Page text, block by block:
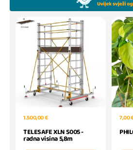
1.500,00 €
TELESAFE XLN S005 -
radna visina 5,8m
7,00